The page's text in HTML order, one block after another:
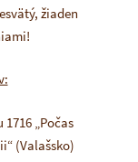
žiaden
„Počas
(Valašsko)